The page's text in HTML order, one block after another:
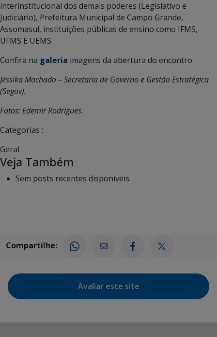
interinstitucional dos demais poderes (Legislativo e
Judiciário), Prefeitura Municipal de Campo Grande,
Assomasul, instituições públicas de ensino como IFMS,
UFMS E UEMS.
Confira na galeria imagens da abertura do encontro.
Jéssika Machado – Secretaria de Governo e Gestão Estratégica
(Segov).
Fotos: Edemir Rodrigues.
Categorias :
Geral
Veja Também
Sem posts recentes disponíveis.
Compartilhe:
Avaliar este site